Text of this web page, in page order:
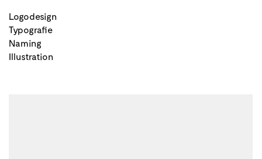
Logodesign
Typografie
Naming
Illustration